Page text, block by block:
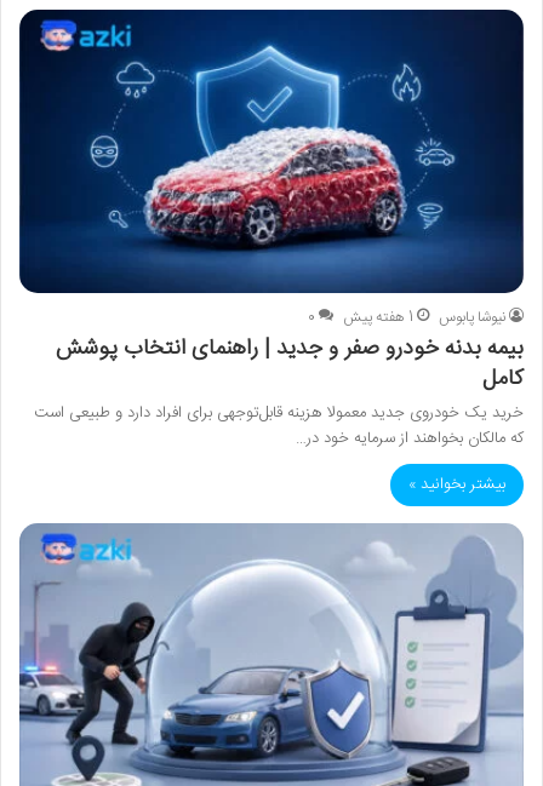
نیوشا پابوس 1 هفته پیش 0
بیمه بدنه خودرو صفر و جدید | راهنمای انتخاب پوشش
کامل
خرید یک خودروی جدید معمولا هزینه‌ قابل‌توجهی برای افراد دارد و طبیعی است
که مالکان بخواهند از سرمایه خود در…
بیشتر بخوانید »